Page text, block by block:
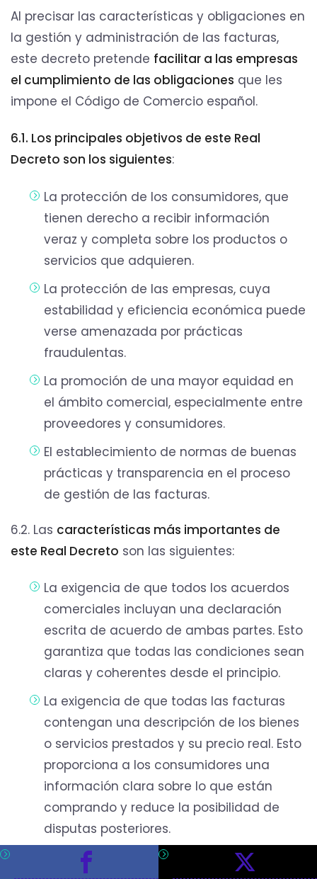
Al precisar las características y obligaciones en
la gestión y administración de las facturas,
este decreto pretende facilitar a las empresas
el cumplimiento de las obligaciones que les
impone el Código de Comercio español.
6.1. Los principales objetivos de este Real
Decreto son los siguientes:
La protección de los consumidores, que
tienen derecho a recibir información
veraz y completa sobre los productos o
servicios que adquieren.
La protección de las empresas, cuya
estabilidad y eficiencia económica puede
verse amenazada por prácticas
fraudulentas.
La promoción de una mayor equidad en
el ámbito comercial, especialmente entre
proveedores y consumidores.
El establecimiento de normas de buenas
prácticas y transparencia en el proceso
de gestión de las facturas.
6.2. Las características más importantes de
este Real Decreto son las siguientes:
La exigencia de que todos los acuerdos
comerciales incluyan una declaración
escrita de acuerdo de ambas partes. Esto
garantiza que todas las condiciones sean
claras y coherentes desde el principio.
La exigencia de que todas las facturas
contengan una descripción de los bienes
o servicios prestados y su precio real. Esto
proporciona a los consumidores una
información clara sobre lo que están
comprando y reduce la posibilidad de
disputas posteriores.
El requisito de que los proveedores se